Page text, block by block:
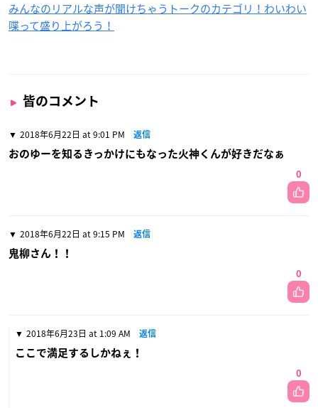
みんなのリアルな声が聞けちゃうトークのカテゴリ！わいわい
喋って盛り上がろう！
皆のコメント
2018年6月22日 at 9:01 PM 返信
おのゆーを知るきっかけにもなった火神くんが好きだなぁ
0
2018年6月22日 at 9:15 PM 返信
鬼柳さん！！
0
2018年6月23日 at 1:09 AM 返信
ここで満足するしかねぇ！
0